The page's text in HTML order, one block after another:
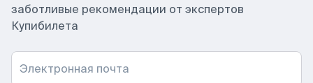
заботливые рекомендации от экспертов
Купибилета
Электронная почта